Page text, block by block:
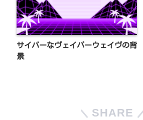
サイバーなヴェイパーウェイヴの背
景
SHARE